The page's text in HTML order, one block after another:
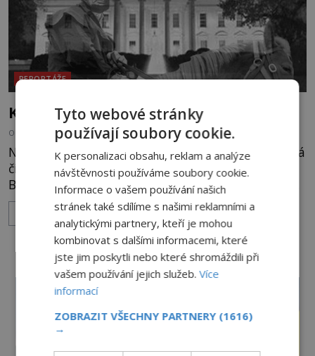
REPORTÁŽE
Kdo straší v Bílém domě?
OD IVAN GLASER 5.5.2019 4.5TIS
Na světě existuje mnoho míst, která jsou zajímavá
či děsivá. A jedním takovým místem je dokonce i
Bílý dům ve Washingtonu D.C. Kdo tam tedy má
údajně strašit? A jsou prezidenti v ohrožení života,
pokud tam bydlí během svého prezidentského
období? Dříve byla budova nazývána jako
Prezidentský palác. A to až do roku 1812, kdy se
během války stala budova „obětí“ útoku, při
kterém šlo o život tehdej
ZOBRAZIT VÍCE
Tyto webové stránky
používají soubory cookie.
K personalizaci obsahu, reklam a analýze
návštěvnosti používáme soubory cookie.
Informace o vašem používání našich
stránek také sdílíme s našimi reklamními a
analytickými partnery, kteří je mohou
kombinovat s dalšími informacemi, které
jste jim poskytli nebo které shromáždili při
vašem používání jejich služeb.Více
informací
ZOBRAZIT VŠECHNY PARTNERY (1616)
→